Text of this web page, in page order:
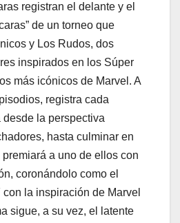
registran el delante y el
de un torneo que
y Los Rudos, dos
inspirados en los Súper
más icónicos de Marvel. A
registra cada
la perspectiva
hasta culminar en
a uno de ellos con
coronándolo como el
la inspiración de Marvel
sigue, a su vez, el latente